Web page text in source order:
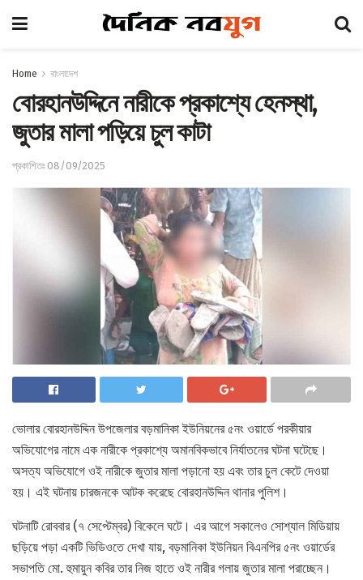
Home বাংলাদেশ
বোরহানউদ্দিনে নারীকে প্রকাশ্যে হেনস্থা,
জুতার মালা পড়িয়ে চুল কাটা
প্রকাশিতঃ 08/09/2025
ভোলার বোরহানউদ্দিন উপজেলার বড়মানিকা ইউনিয়নের ৫নং ওয়ার্ডে পরকীয়ার
অভিযোগের নামে এক নারীকে প্রকাশ্যে অমানবিকভাবে নির্যাতনের ঘটনা ঘটেছে।
অসত্য অভিযোগে ওই নারীকে জুতার মালা পড়ানো হয় এবং তার চুল কেটে দেওয়া
হয়। এই ঘটনায় চারজনকে আটক করেছে বোরহানউদ্দিন থানার পুলিশ।
ঘটনাটি রোববার (৭ সেপ্টেম্বর) বিকেলে ঘটে। এর আগে সকালেও সোশ্যাল মিডিয়ায়
ছড়িয়ে পড়া একটি ভিডিওতে দেখা যায়, বড়মানিকা ইউনিয়ন বিএনপির ৫নং ওয়ার্ডের
সভাপতি মো. হুমায়ুন কবির তার নিজ হাতে ওই নারীর গলায় জুতার মালা পরাচ্ছেন।